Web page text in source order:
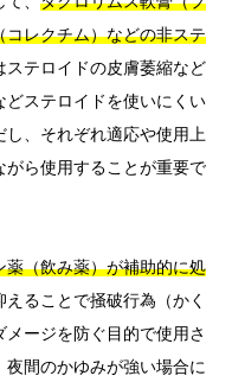
レクチム）などの非ステ
ステロイドの皮膚萎縮など
ステロイドを使いにくい
、それぞれ適応や使用上
ら使用することが重要で
薬（飲み薬）が補助的に処
えることで掻破行為（かく
ージを防ぐ目的で使用さ
間のかゆみが強い場合に